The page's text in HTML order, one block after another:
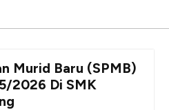
Murid Baru (SPMB)
2026 Di SMK